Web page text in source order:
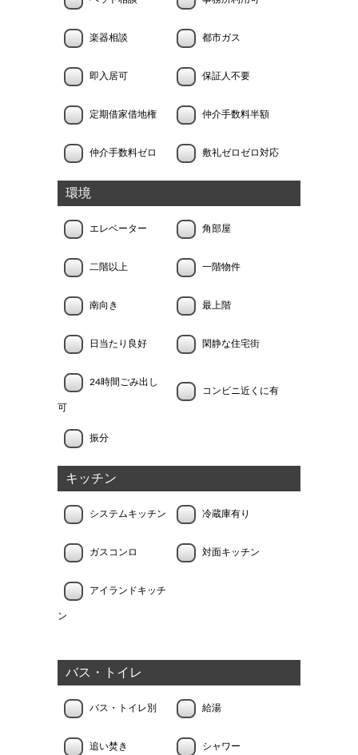
楽器相談 都市ガス
即入居可 保証人不要
定期借家借地権 仲介手数料半額
仲介手数料ゼロ 敷礼ゼロゼロ対応
環境
エレベーター 角部屋
二階以上 一階物件
南向き 最上階
日当たり良好 閑静な住宅街
24時間ごみ出し
可
コンビニ近くに有
振分
キッチン
システムキッチン 冷蔵庫有り
ガスコンロ 対面キッチン
アイランドキッチ
ン
バス・トイレ
バス・トイレ別 給湯
追い焚き シャワー